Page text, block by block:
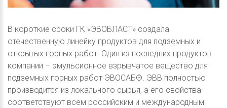
В короткие сроки ГК «ЭВОБЛАСТ» создала
отечественную линейку продуктов для подземных и
открытых горных работ. Один из последних продуктов
компании – эмульсионное взрывчатое вещество для
подземных горных работ ЭВОСАБ®. ЭВВ полностью
производится из локального сырья, а его свойства
соответствуют всем российским и международным